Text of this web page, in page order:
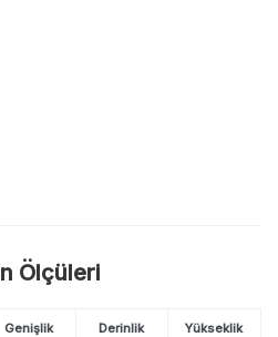
Ölçüleri
Genişlik Derinlik Yükseklik